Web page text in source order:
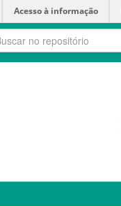
Acesso à informação